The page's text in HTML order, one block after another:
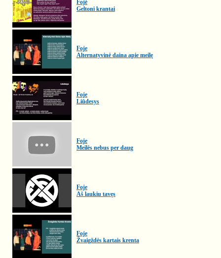
Fojė
Geltoni krantai
Foje
Alternatyvinė daina apie meilę
Foje
Liūdesys
Foje
Meilės nebus per daug
Foje
Aš laukiu tavęs
Foje
Žvaigždės kartais krenta